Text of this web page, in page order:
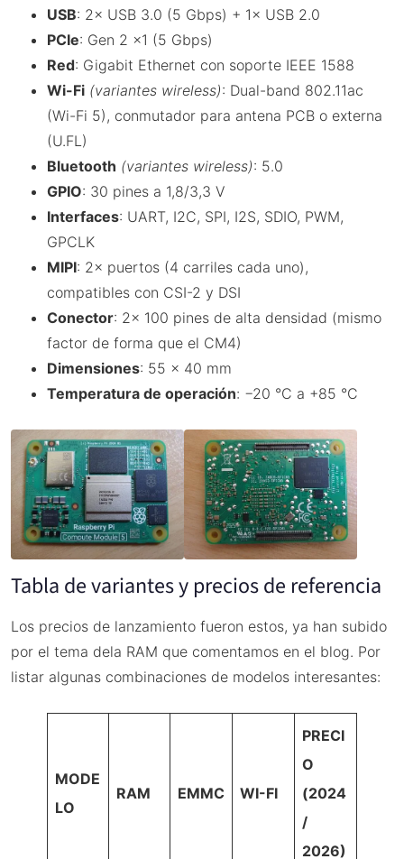
USB: 2× USB 3.0 (5 Gbps) + 1× USB 2.0
PCIe: Gen 2 ×1 (5 Gbps)
Red: Gigabit Ethernet con soporte IEEE 1588
Wi-Fi (variantes wireless): Dual-band 802.11ac
(Wi-Fi 5), conmutador para antena PCB o externa
(U.FL)
Bluetooth (variantes wireless): 5.0
GPIO: 30 pines a 1,8/3,3 V
Interfaces: UART, I2C, SPI, I2S, SDIO, PWM,
GPCLK
MIPI: 2× puertos (4 carriles cada uno),
compatibles con CSI-2 y DSI
Conector: 2× 100 pines de alta densidad (mismo
factor de forma que el CM4)
Dimensiones: 55 × 40 mm
Temperatura de operación: −20 °C a +85 °C
Tabla de variantes y precios de referencia
Los precios de lanzamiento fueron estos, ya han subido
por el tema dela RAM que comentamos en el blog. Por
listar algunas combinaciones de modelos interesantes:
MODE
LO
RAM EMMC WI-FI
PRECI
O
(2024
/
2026)